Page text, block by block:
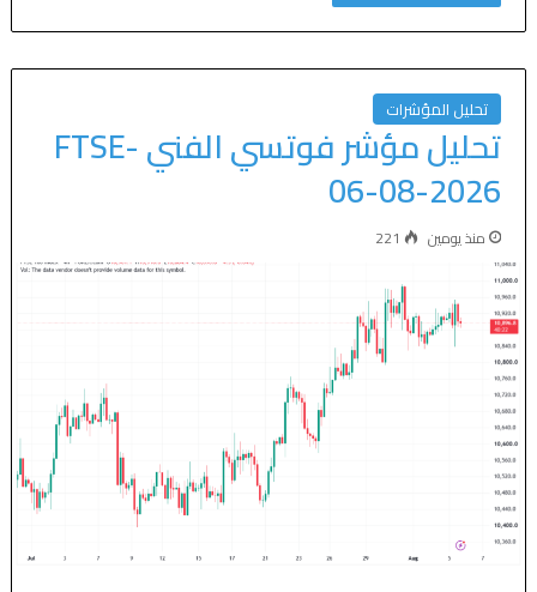
تحليل المؤشرات
تحليل مؤشر فوتسي الفني FTSE-
06-08-2026
منذ يومين 221